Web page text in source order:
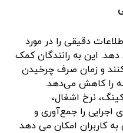
دقیقی را در مورد
دهد. این به رانندگان کمک
کنند و زمان صرف چرخیدن
را کاهش می‌دهد.
نرخ اشغال،
را جمع‌آوری و
کاربران امکان می دهد